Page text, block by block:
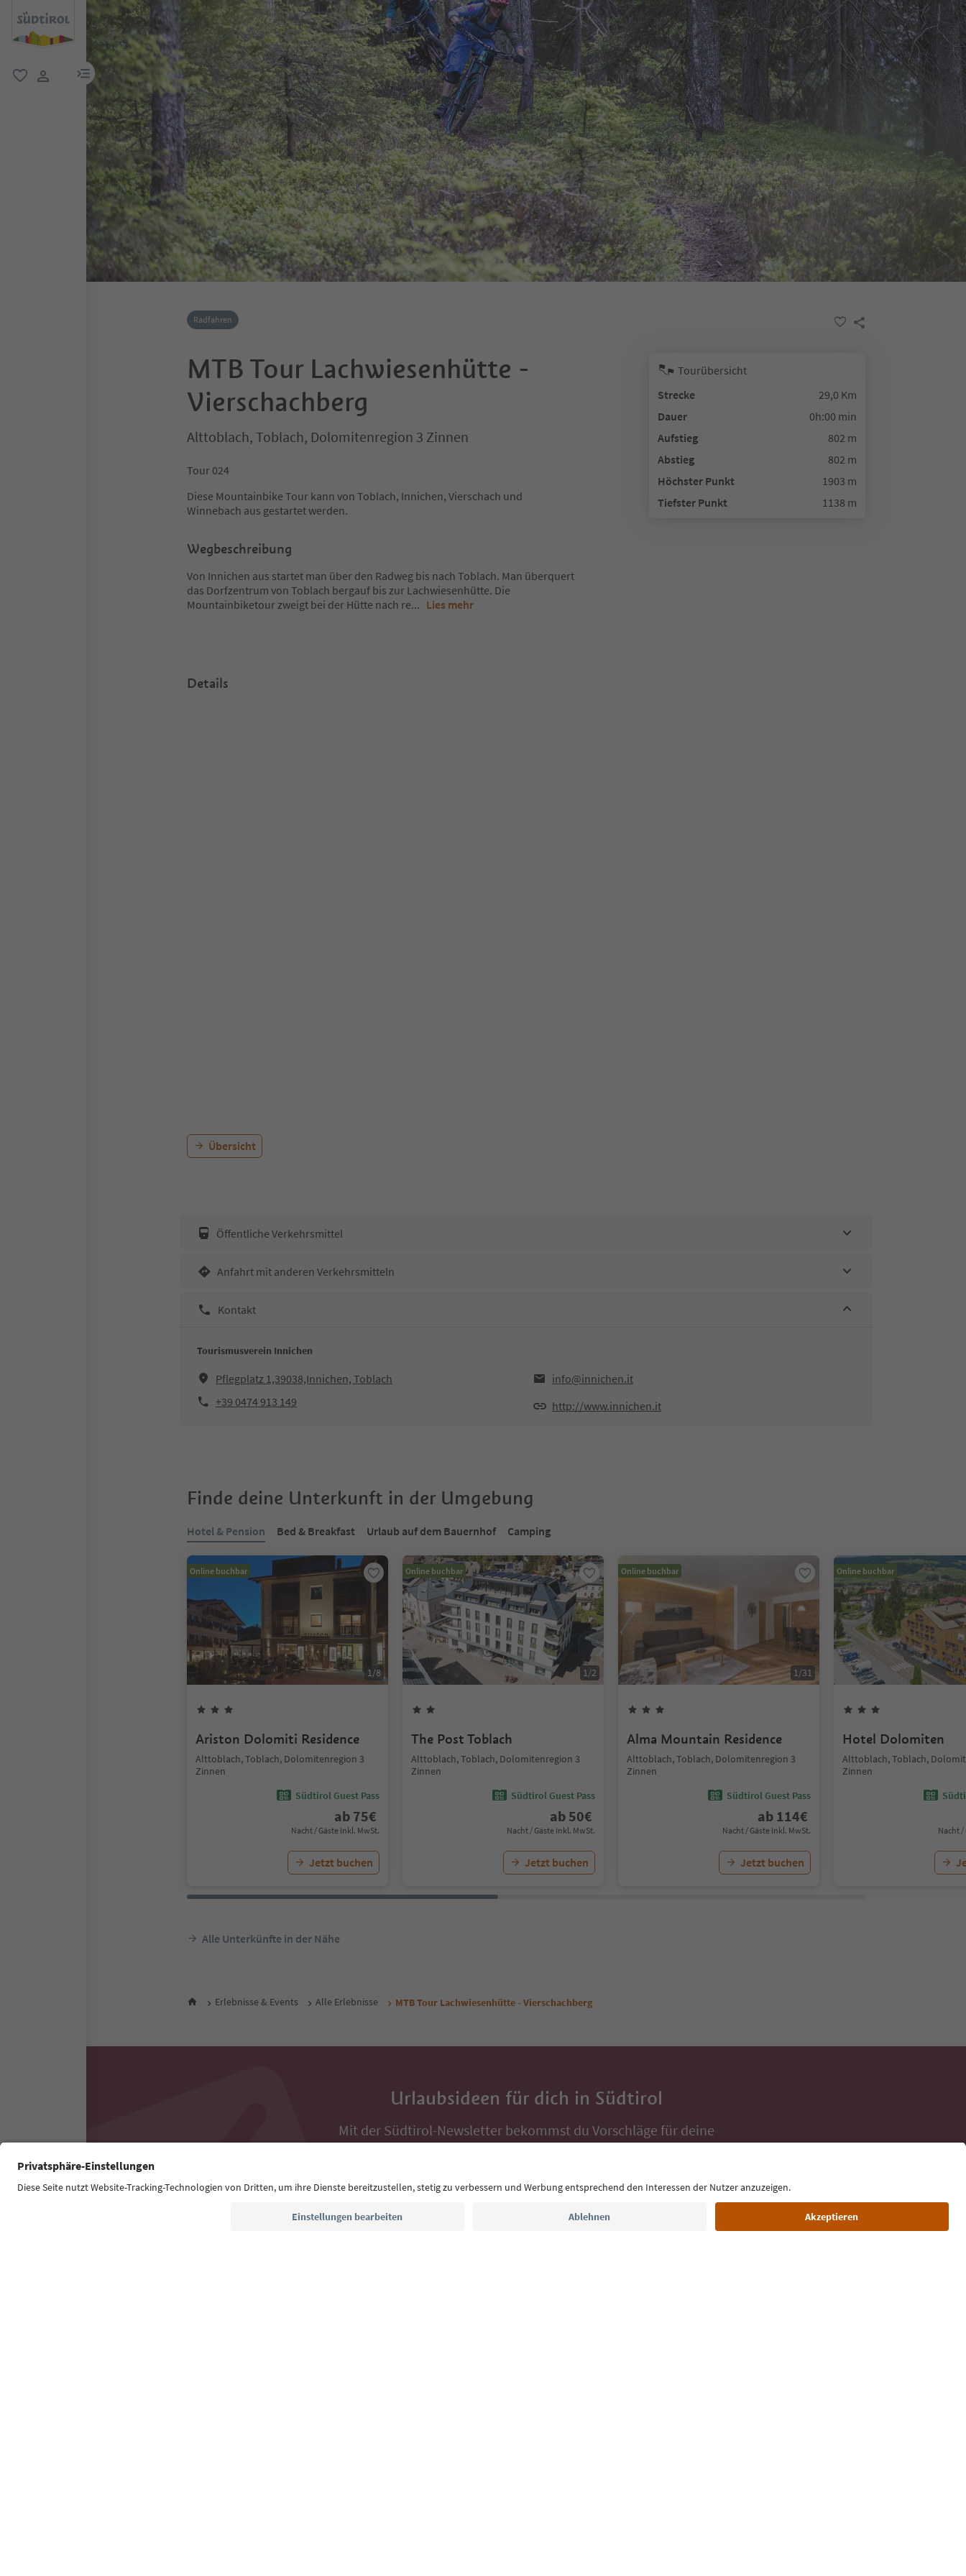
menu link
Radfahren
MTB Tour Lachwiesenhütte -
Vierschachberg
Alttoblach, Toblach, Dolomitenregion 3 Zinnen
Tour 024
Diese Mountainbike Tour kann von Toblach, Innichen, Vierschach und
Winnebach aus gestartet werden.
Wegbeschreibung
Von Innichen aus startet man über den Radweg bis nach Toblach. Man überquert
das Dorfzentrum von Toblach bergauf bis zur Lachwiesenhütte. Die
Mountainbiketour zweigt bei der Hütte nach re... Lies mehr
Tourübersicht
Strecke
29,0 Km
Dauer
0h:00 min
Aufstieg
802 m
Abstieg
802 m
Höchster Punkt
1903 m
Tiefster Punkt
1138 m
Details
Übersicht
Öffentliche Verkehrsmittel
Anfahrt mit anderen Verkehrsmitteln
Kontakt
Tourismusverein Innichen
Pflegplatz 1,39038,Innichen, Toblach
info@innichen.it
+39 0474 913 149
http://www.innichen.it
Finde deine Unterkunft in der Umgebung
Hotel & Pension Bed & Breakfast Urlaub auf dem Bauernhof Camping
Online buchbar
1/8
Ariston Dolomiti Residence
Alttoblach, Toblach, Dolomitenregion 3
Zinnen
Südtirol Guest Pass
ab 75€
Nacht / Gäste Inkl. MwSt.
Jetzt buchen
Online buchbar
1/2
The Post Toblach
Alttoblach, Toblach, Dolomitenregion 3
Zinnen
Südtirol Guest Pass
ab 50€
Nacht / Gäste Inkl. MwSt.
Jetzt buchen
Online buchbar
1/31
Alma Mountain Residence
Alttoblach, Toblach, Dolomitenregion 3
Zinnen
Südtirol Guest Pass
ab 114€
Nacht / Gäste Inkl. MwSt.
Jetzt buchen
Online buchbar
Hotel Dolomiten
Alttoblach, Toblach,
Zinnen
Nacht /
Alle Unterkünfte in der Nähe
Erlebnisse & Events Alle Erlebnisse MTB Tour Lachwiesenhütte - Vierschachberg
Urlaubsideen für dich in Südtirol
Mit der Südtirol-Newsletter bekommst du Vorschläge für deine
Auszeit, Veranstaltungs-Tipps und typische Rezepte direkt ins
E-Mail Adresse